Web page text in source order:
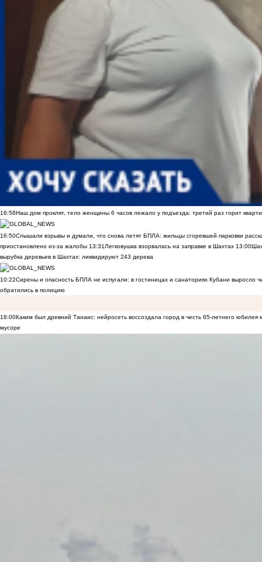
16:58Наш дом проклят, тело женщины 6 часов лежало у подъезда: третий раз горит
16:50Слышали взрывы и думали, что снова летят БПЛА: жильцы сгоревшей парковки
приостановлено из-за жалобы 13:31Легковушка взорвалась на заправке в Шахтах 13:00
вырубка деревьев в Шахтах: ликвидируют 243 дерева
10:22Сирены и опасность БПЛА не испугали: в гостиницах и санаториях Кубани выросло
обратились в полицию
18:00Каким был древний Танаис: нейросеть воссоздала город в честь 65-летнего юбилея
мусоре